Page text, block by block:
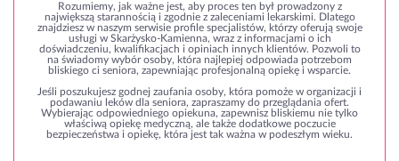
Rozumiemy, jak ważne jest, aby proces ten był prowadzony z
największą starannością i zgodnie z zaleceniami lekarskimi. Dlatego
znajdziesz w naszym serwisie profile specjalistów, którzy oferują swoje
usługi w Skarżysko-Kamienna, wraz z informacjami o ich
doświadczeniu, kwalifikacjach i opiniach innych klientów. Pozwoli to
na świadomy wybór osoby, która najlepiej odpowiada potrzebom
bliskiego ci seniora, zapewniając profesjonalną opiekę i wsparcie.
Jeśli poszukujesz godnej zaufania osoby, która pomoże w organizacji i
podawaniu leków dla seniora, zapraszamy do przeglądania ofert.
Wybierając odpowiedniego opiekuna, zapewnisz bliskiemu nie tylko
właściwą opiekę medyczną, ale także dodatkowe poczucie
bezpieczeństwa i opiekę, która jest tak ważna w podeszłym wieku.